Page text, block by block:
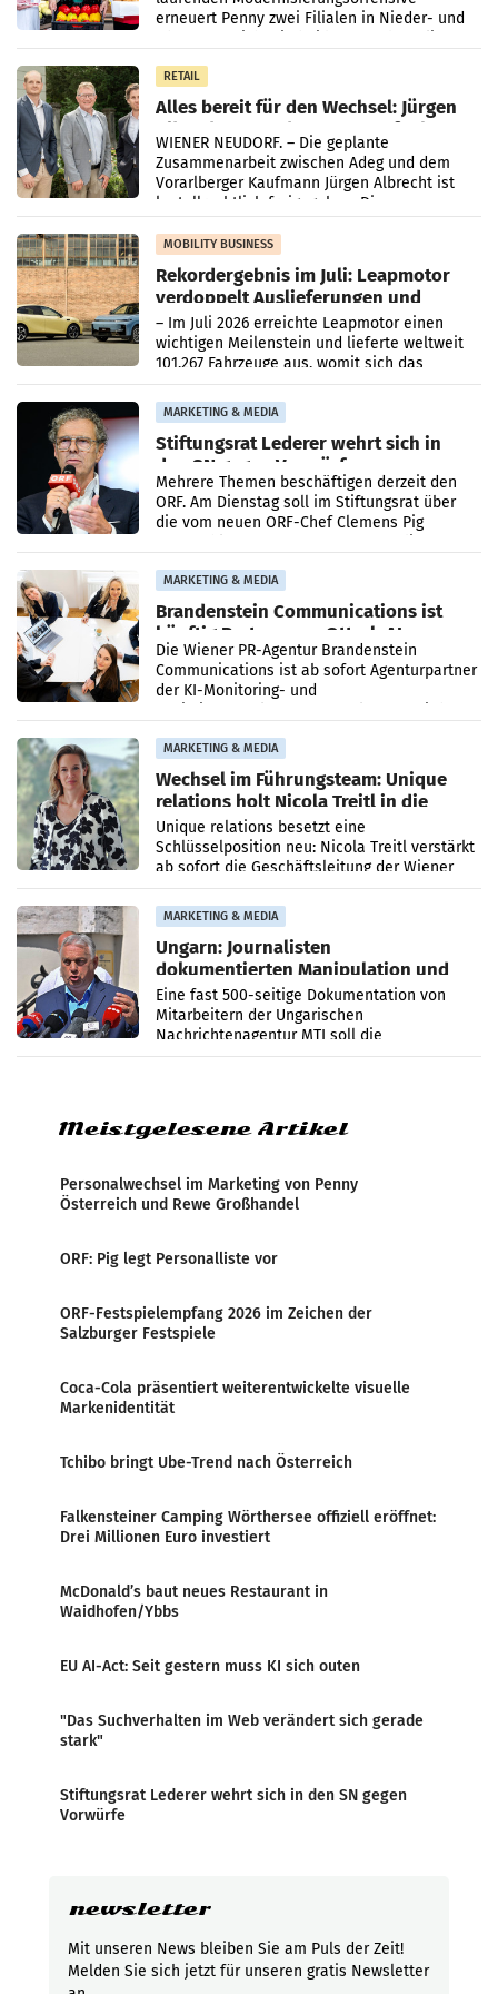
erneuert Penny zwei Filialen in Nieder- und
RETAIL
Alles bereit für den Wechsel: Jürgen
Albrecht setzt ab 1.1.2027 auf Adeg
WIENER NEUDORF. – Die geplante
Zusammenarbeit zwischen Adeg und dem
Vorarlberger Kaufmann Jürgen Albrecht ist
kartellrechtlich freigegeben: Die
Bundeswettbewerbsbehörde und der
Bundeskartellanwalt
MOBILITY BUSINESS
Rekordergebnis im Juli: Leapmotor
verdoppelt Auslieferungen und
überschreitet die 100.000er-Marke
– Im Juli 2026 erreichte Leapmotor einen
wichtigen Meilenstein und lieferte weltweit
101.267 Fahrzeuge aus, womit sich das
Ergebnis gegenüber Juli 2025 mehr als
verdoppelte (+102
MARKETING & MEDIA
Stiftungsrat Lederer wehrt sich in
den SN gegen Vorwürfe
Mehrere Themen beschäftigen derzeit den
ORF. Am Dienstag soll im Stiftungsrat über
die vom neuen ORF-Chef Clemens Pig
MARKETING & MEDIA
Brandenstein Communications ist
künftig Partner von OtterlyAI
Die Wiener PR-Agentur Brandenstein
Communications ist ab sofort Agenturpartner
der KI-Monitoring- und
MARKETING & MEDIA
Wechsel im Führungsteam: Unique
relations holt Nicola Treitl in die
Geschäftsleitung
Unique relations besetzt eine
Schlüsselposition neu: Nicola Treitl verstärkt
ab sofort die Geschäftsleitung der Wiener
PR-Agentur an der Seite von Josef Kalina und
Anna Kalina-Mahr.
MARKETING & MEDIA
Ungarn: Journalisten
dokumentierten Manipulation und
Zensur
Eine fast 500-seitige Dokumentation von
Mitarbeitern der Ungarischen
Nachrichtenagentur MTI soll die
systematische Nachrichten-Manipulation und
Meistgelesene Artikel
Personalwechsel im Marketing von Penny
Österreich und Rewe Großhandel
ORF: Pig legt Personalliste vor
ORF-Festspielempfang 2026 im Zeichen der
Salzburger Festspiele
Coca-Cola präsentiert weiterentwickelte visuelle
Markenidentität
Tchibo bringt Ube-Trend nach Österreich
Falkensteiner Camping Wörthersee offiziell eröffnet:
Drei Millionen Euro investiert
McDonald’s baut neues Restaurant in
Waidhofen/Ybbs
EU AI-Act: Seit gestern muss KI sich outen
"Das Suchverhalten im Web verändert sich gerade
stark"
Stiftungsrat Lederer wehrt sich in den SN gegen
Vorwürfe
newsletter
Mit unseren News bleiben Sie am Puls der Zeit!
Melden Sie sich jetzt für unseren gratis Newsletter